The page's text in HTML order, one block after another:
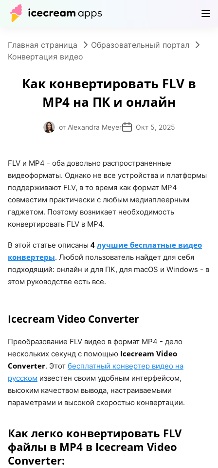
Продукты Магазин Помощь
Главная страница
Образовательный портал
Конвертация видео
Как конвертировать FLV в
MP4 на ПК и онлайн
от Alexandra Meyer Окт 5, 2025
FLV и MP4 - оба довольно распространенные
видеоформаты. Однако не все устройства и платформы
поддерживают FLV, в то время как формат MP4
совместим практически с любым медиаплеерным
гаджетом. Поэтому возникает необходимость
конвертировать FLV в MP4.
В этой статье описаны 4 лучшие бесплатные видео
конвертеры. Любой пользователь найдет для себя
подходящий: онлайн и для ПК, для macOS и Windows - в
этом руководстве есть все.
Icecream Video Converter
Преобразование FLV видео в формат MP4 - дело
нескольких секунд с помощью Icecream Video
Converter. Этот бесплатный конвертер видео на
русском известен своим удобным интерфейсом,
высоким качеством вывода, настраиваемыми
параметрами и высокой скоростью конвертации.
Как легко конвертировать FLV
файлы в MP4 в Icecream Video
Converter: